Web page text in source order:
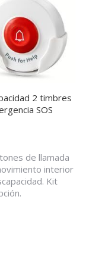
2 timbres
SOS
de llamada
interior
Kit